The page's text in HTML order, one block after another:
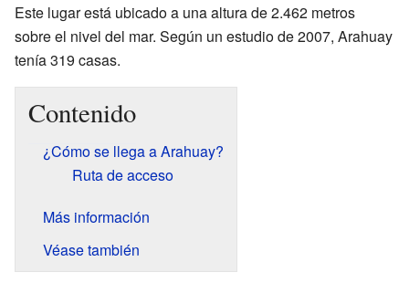
Este lugar está ubicado a una altura de 2.462 metros
sobre el nivel del mar. Según un estudio de 2007, Arahuay
tenía 319 casas.
Contenido
¿Cómo se llega a Arahuay?
Ruta de acceso
Más información
Véase también